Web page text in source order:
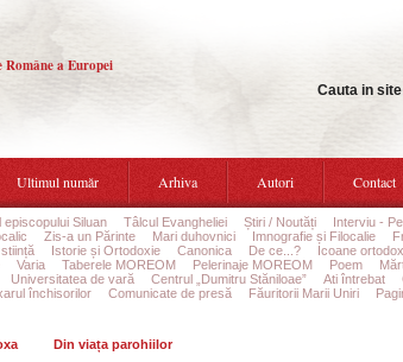
a Europei
Cauta in site
Ultimul număr Arhiva Autori Contact
episcopului Siluan Tâlcul Evangheliei Știri / Noutăți Interviu -
Zis-a un Părinte Mari duhovnici Imnografie și Filocalie
Istorie și Ortodoxie Canonica De ce...? Icoane
Varia Taberele MOREOM Pelerinaje MOREOM Poem
Universitatea de vară Centrul „Dumitru Stăniloae” Ati întrebat
închisorilor Comunicate de presă Făuritorii Marii Uniri
Din viața parohiilor